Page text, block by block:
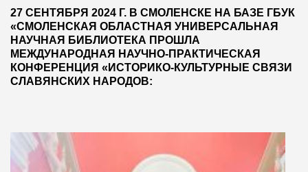
27 СЕНТЯБРЯ 2024 Г. В СМОЛЕНСКЕ НА БАЗЕ ГБУК
«СМОЛЕНСКАЯ ОБЛАСТНАЯ УНИВЕРСАЛЬНАЯ
НАУЧНАЯ БИБЛИОТЕКА ПРОШЛА
МЕЖДУНАРОДНАЯ НАУЧНО-ПРАКТИЧЕСКАЯ
КОНФЕРЕНЦИЯ «ИСТОРИКО-КУЛЬТУРНЫЕ СВЯЗИ
СЛАВЯНСКИХ НАРОДОВ: